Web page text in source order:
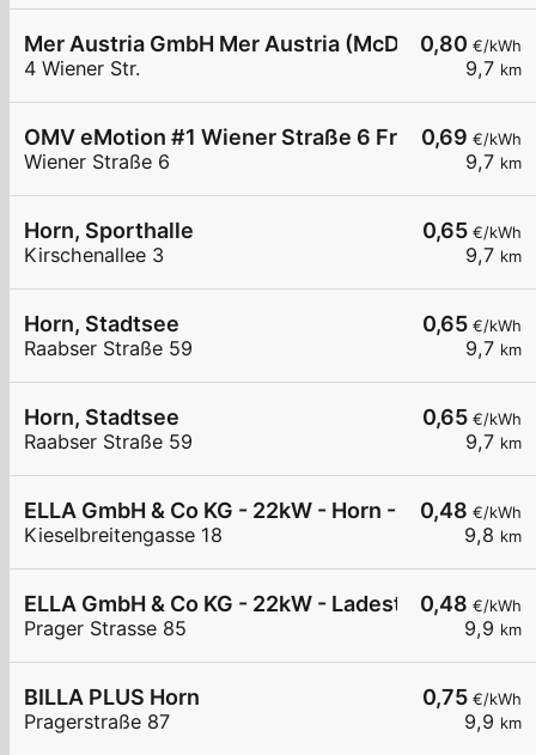
0,80 €/kWh
9,7 km
Mer Austria GmbH Mer Austria (McD) -
4 Wiener Str.
0,69 €/kWh
9,7 km
OMV eMotion #1 Wiener Straße 6 Frauenhofen
Wiener Straße 6
0,65 €/kWh
9,7 km
Horn, Sporthalle
Kirschenallee 3
0,65 €/kWh
9,7 km
Horn, Stadtsee
Raabser Straße 59
0,65 €/kWh
9,7 km
Horn, Stadtsee
Raabser Straße 59
0,48 €/kWh
9,8 km
ELLA GmbH & Co KG - 22kW - Horn - Sportplatz
Kieselbreitengasse 18
0,48 €/kWh
9,9 km
ELLA GmbH & Co KG - 22kW - Ladestation Horn
Prager Strasse 85
0,75 €/kWh
9,9 km
BILLA PLUS Horn
Pragerstraße 87